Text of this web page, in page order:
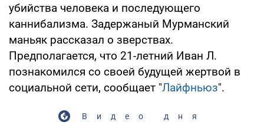
убийства человека и последующего
каннибализма. Задержаный Мурманский
маньяк рассказал о зверствах.
Предполагается, что 21-летний Иван Л.
познакомился со своей будущей жертвой в
социальной сети, сообщает "Лайфньюз".
Видео дня